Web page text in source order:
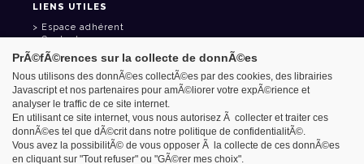
LIENS UTILES
Espace adhérent
Contact
Carnet d'adresses
Goodies
Azimut - Créateur de solutions numériques
Mentions légales
PrÃ©fÃ©rences sur la collecte de donnÃ©es
Nous utilisons des donnÃ©es collectÃ©es par des cookies, des librairies
Javascript et nos partenaires pour amÃ©liorer votre expÃ©rience et
analyser le traffic de ce site internet.
En utilisant ce site internet, vous nous autorisez Ã collecter et traiter ces
donnÃ©es tel que dÃ©crit dans notre politique de confidentialitÃ©.
Vous avez la possibilitÃ© de vous opposer Ã la collecte de ces donnÃ©es
en cliquant sur "Tout refuser" ou "GÃ©rer mes choix".